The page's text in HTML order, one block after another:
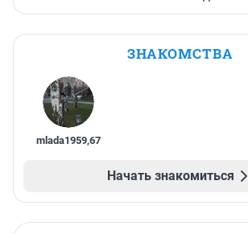
ЗНАКОМСТВА
mlada1959,67
Начать знакомиться